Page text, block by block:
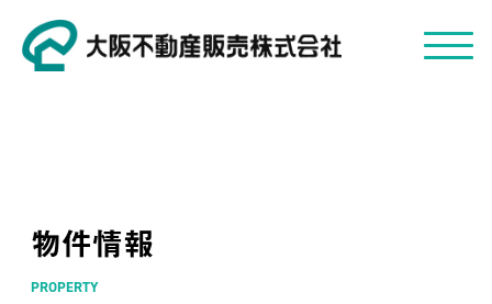
物件情報
PROPERTY